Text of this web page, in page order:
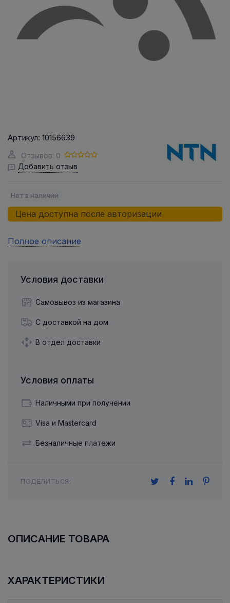
Артикул: 10156639
Отзывов: 0
Добавить отзыв
Нет в наличии
Цена доступна после авторизации
Полное описание
Условия доставки
Самовывоз из магазина
С доставкой на дом
В отдел доставки
Условия оплаты
Наличными при получении
Visa и Mastercard
Безналичные платежи
ПОДЕЛИТЬСЯ:
ОПИСАНИЕ ТОВАРА
ХАРАКТЕРИСТИКИ